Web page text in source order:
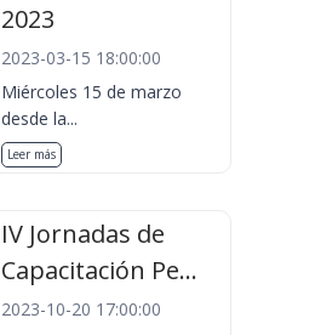
2023
2023-03-15 18:00:00
Miércoles 15 de marzo
desde la...
Leer más
IV Jornadas de
Capacitación Pe...
2023-10-20 17:00:00